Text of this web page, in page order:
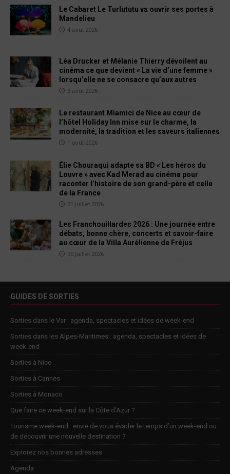
Le Cabaret Le Turlututu va ouvrir ses portes à
Mandelieu
4 août 2026
Léa Drucker et Mélanie Thierry dévoilent au
cinéma ce que devient « La vie d’une femme »
lorsqu’elle ne se consacre qu’aux autres
3 août 2026
Le restaurant Miamici de Nice au cœur de
l’hôtel Holiday Inn mise sur le charme, la
modernité, la tradition et les saveurs italiennes
1 août 2026
Élie Chouraqui adapte sa BD « Les héros du
Louvre » avec Kad Merad au cinéma pour
raconter l’histoire de son grand-père et celle
de la France
31 juillet 2026
Les Franchouillardes 2026 : Une journée entre
débats, bonne chère, concerts et savoir-faire
au cœur de la Villa Aurélienne de Fréjus
30 juillet 2026
GUIDES DE SORTIES
Sorties dans le Var : agenda, spectacles et idées de week-end
Sorties dans les Alpes-Maritimes : agenda, spectacles et idées de
week-end
Sorties à Nice
Sorties à Cannes
Sorties à Monaco
Que faire ce week-end sur la Côte d’Azur ?
Tourisme week-end : envie de vous évader le temps d’un week-end ou
de découvrir une nouvelle destination ?
Explorez nos bonnes adresses
Agenda